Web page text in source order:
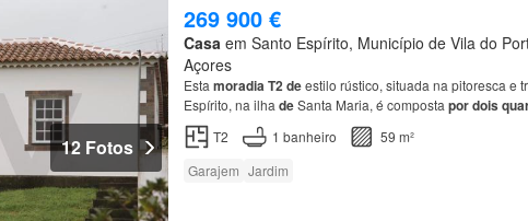
12 Fotos
269 900 €
Casa em Santo Espírito, Município de Vila do
Açores
Esta moradiaT2deestilo rústico, situada na pitoresca e
Espírito, na ilha deSanta Maria, é composta pordois
salamandra, cozinha funcional e
T2 1 banheiro
59 m²
Garajem Jardim